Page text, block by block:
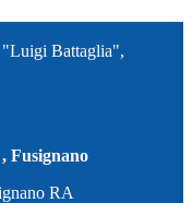
"Luigi Battaglia",
Fusignano
RA